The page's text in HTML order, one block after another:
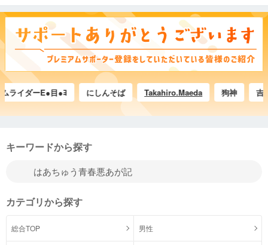
ダーE●目●ﾖ にしんそば Takahiro.Maeda 吉田武
キーワードから探す
カテゴリから探す
総合TOP 男性